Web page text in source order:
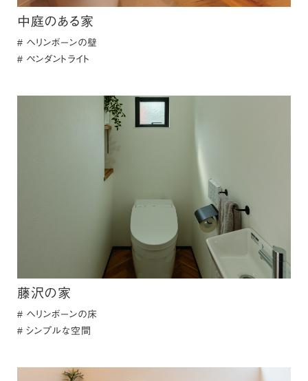
中庭のある家
ヘリンボーンの壁
ペンダントライト
藤沢の家
ヘリンボーンの床
シンプルな空間